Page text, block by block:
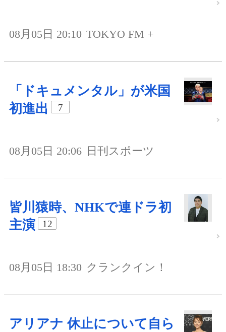
08月05日 20:10 TOKYO FM +
「ドキュメンタル」が米国
初進出
7
08月05日 20:06 日刊スポーツ
皆川猿時、NHKで連ドラ初
主演
12
08月05日 18:30 クランクイン！
アリアナ 休止について自ら